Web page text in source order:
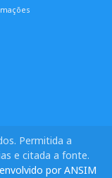
Permitida a
e citada a fonte.
por ANSIM